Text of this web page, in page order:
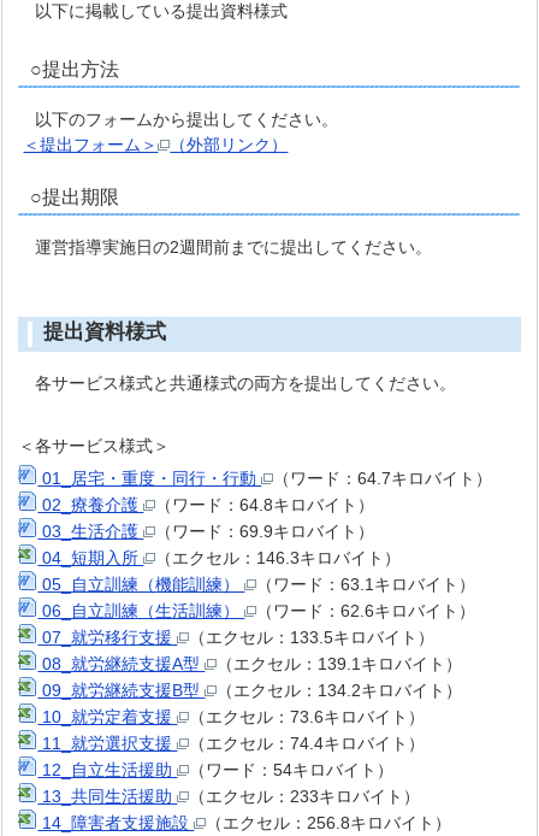
以下に掲載している提出資料様式
○提出方法
以下のフォームから提出してください。
＜提出フォーム＞
（外部リンク）
○提出期限
運営指導実施日の2週間前までに提出してください。
提出資料様式
各サービス様式と共通様式の両方を提出してください。
＜各サービス様式＞
01_居宅・重度・同行・行動
（ワード：64.7キロバイト）
02_療養介護
（ワード：64.8キロバイト）
03_生活介護
（ワード：69.9キロバイト）
04_短期入所
（エクセル：146.3キロバイト）
05_自立訓練（機能訓練）
（ワード：63.1キロバイト）
06_自立訓練（生活訓練）
（ワード：62.6キロバイト）
07_就労移行支援
（エクセル：133.5キロバイト）
08_就労継続支援A型
（エクセル：139.1キロバイト）
09_就労継続支援B型
（エクセル：134.2キロバイト）
10_就労定着支援
（エクセル：73.6キロバイト）
11_就労選択支援
（エクセル：74.4キロバイト）
12_自立生活援助
（ワード：54キロバイト）
13_共同生活援助
（エクセル：233キロバイト）
14_障害者支援施設
（エクセル：256.8キロバイト）